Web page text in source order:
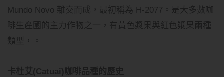
Mundo Novo 雜交而成，最初稱為 H-2077。是大多數咖
啡生產國的主力作物之一，有黃色漿果與紅色漿果兩種
類型，。
卡杜艾(Catuai)咖啡品種的歷史